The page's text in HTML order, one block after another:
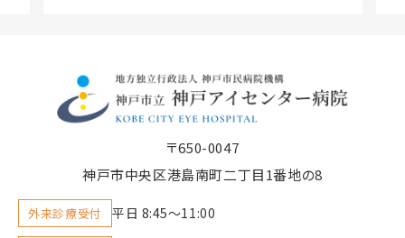
〒650-0047
神戸市中央区港島南町二丁目1番地の8
外来診療受付 平日 8:45〜11:00